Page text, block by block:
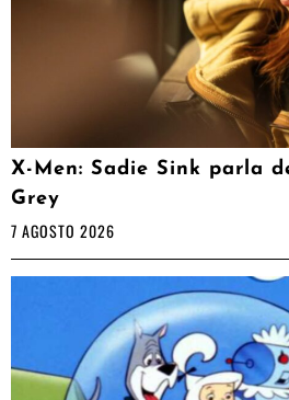
X-Men: Sadie Sink parla
Grey
7 AGOSTO 2026